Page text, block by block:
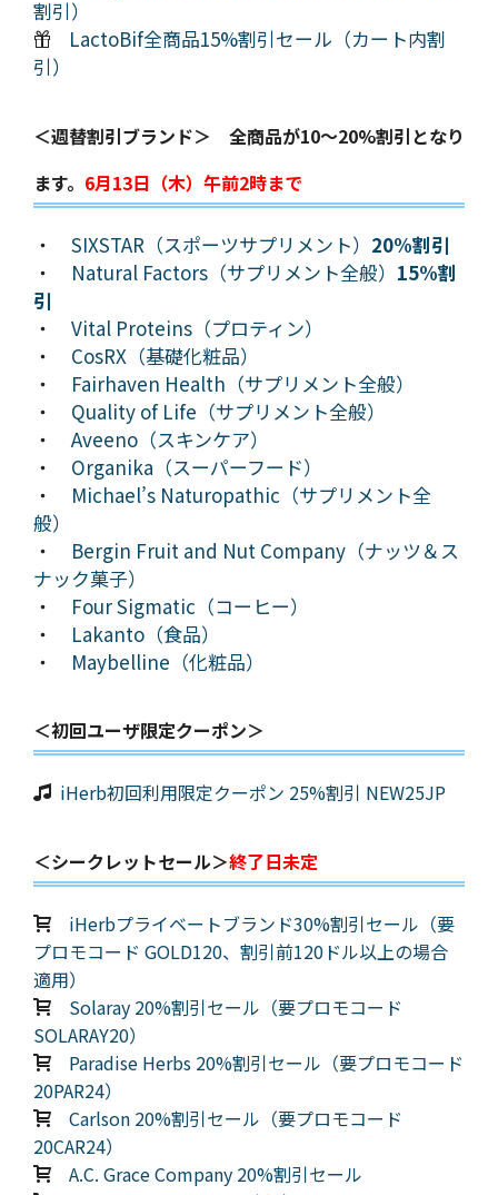
割引）
LactoBif全商品15%割引セール（カート内割
引）
＜週替割引ブランド＞ 全商品が10～20%割引となり
ます。 6月13日（木）午前2時まで
・ SIXSTAR（スポーツサプリメント） 20%割引
・ Natural Factors（サプリメント全般） 15%割
引
・ Vital Proteins（プロティン）
・ CosRX（基礎化粧品）
・ Fairhaven Health（サプリメント全般）
・ Quality of Life（サプリメント全般）
・ Aveeno（スキンケア）
・ Organika（スーパーフード）
・ Michael’s Naturopathic（サプリメント全
般）
・ Bergin Fruit and Nut Company（ナッツ＆ス
ナック菓子）
・ Four Sigmatic（コーヒー）
・ Lakanto（食品）
・ Maybelline（化粧品）
＜初回ユーザ限定クーポン＞
iHerb初回利用限定クーポン 25%割引 NEW25JP
＜シークレットセール＞終了日未定
iHerbプライベートブランド30%割引セール（要
プロモコード GOLD120、割引前120ドル以上の場合
適用）
Solaray 20%割引セール（要プロモコード
SOLARAY20）
Paradise Herbs 20%割引セール（要プロモコード
20PAR24）
Carlson 20%割引セール（要プロモコード
20CAR24）
A.C. Grace Company 20%割引セール